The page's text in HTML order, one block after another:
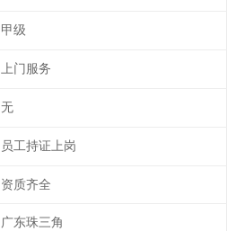
甲级
上门服务
无
员工持证上岗
资质齐全
广东珠三角